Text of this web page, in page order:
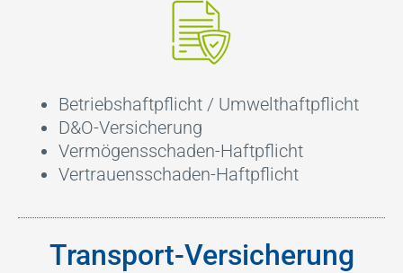
Betriebshaftpflicht / Umwelthaftpflicht
D&O-Versicherung
Vermögensschaden-Haftpflicht
Vertrauensschaden-Haftpflicht
Transport-Versicherung